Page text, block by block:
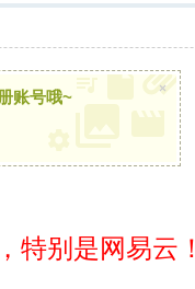
账号哦~ ×
特别是网易云！